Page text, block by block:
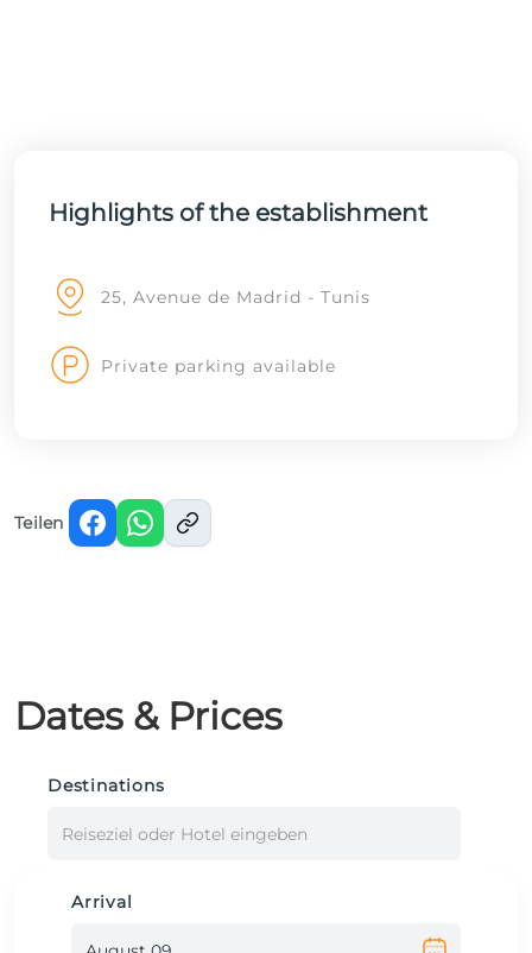
Highlights of the establishment
25, Avenue de Madrid - Tunis
Private parking available
Teilen
Dates & Prices
Destinations
Reiseziel oder Hotel eingeben
Arrival